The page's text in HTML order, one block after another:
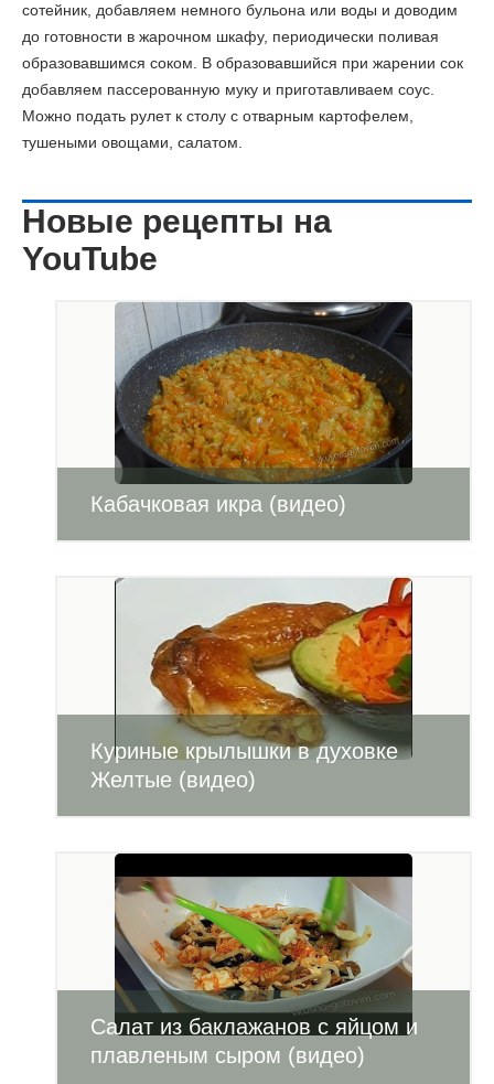
сотейник, добавляем немного бульона или воды и доводим
до готовности в жарочном шкафу, периодически поливая
образовавшимся соком. В образовавшийся при жарении сок
добавляем пассерованную муку и приготавливаем соус.
Можно подать рулет к столу с отварным картофелем,
тушеными овощами, салатом.
Новые рецепты на
YouTube
Кабачковая икра (видео)
Куриные крылышки в духовке
Желтые (видео)
Салат из баклажанов с яйцом и
плавленым сыром (видео)